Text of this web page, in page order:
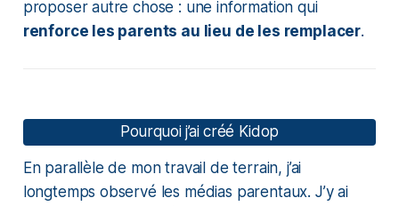
proposer autre chose : une information qui
renforce les parents au lieu de les remplacer.
Pourquoi j’ai créé Kidop
En parallèle de mon travail de terrain, j’ai
longtemps observé les médias parentaux. J’y ai